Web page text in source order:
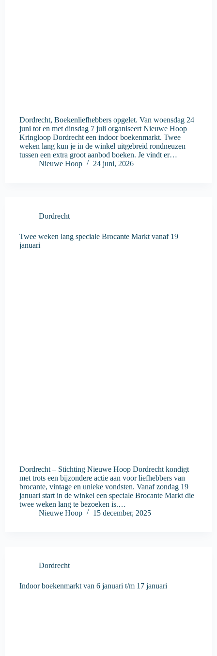
Dordrecht, Boekenliefhebbers opgelet. Van woensdag 24
juni tot en met dinsdag 7 juli organiseert Nieuwe Hoop
Kringloop Dordrecht een indoor boekenmarkt. Twee
weken lang kun je in de winkel uitgebreid rondneuzen
tussen een extra groot aanbod boeken. Je vindt er…
Nieuwe Hoop
24 juni, 2026
Dordrecht
Twee weken lang speciale Brocante Markt vanaf 19
januari
Dordrecht – Stichting Nieuwe Hoop Dordrecht kondigt
met trots een bijzondere actie aan voor liefhebbers van
brocante, vintage en unieke vondsten. Vanaf zondag 19
januari start in de winkel een speciale Brocante Markt die
twee weken lang te bezoeken is.…
Nieuwe Hoop
15 december, 2025
Dordrecht
Indoor boekenmarkt van 6 januari t/m 17 januari